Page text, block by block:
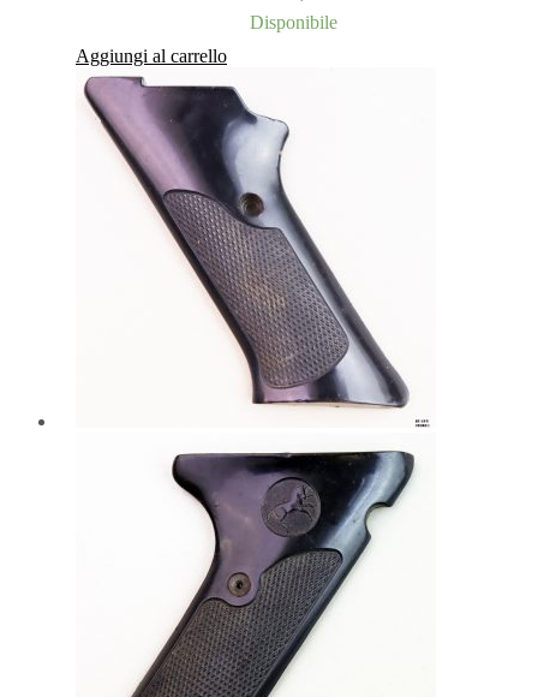
Disponibile
Aggiungi al carrello